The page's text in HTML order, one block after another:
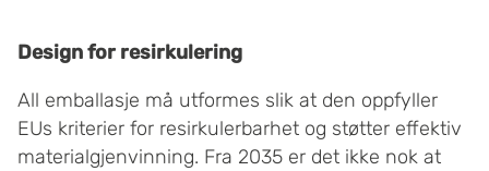
Design for resirkulering
All emballasje må utformes slik at den oppfyller
EUs kriterier for resirkulerbarhet og støtter effektiv
materialgjenvinning. Fra 2035 er det ikke nok at